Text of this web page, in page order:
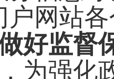
户网站
做好监督
为强化